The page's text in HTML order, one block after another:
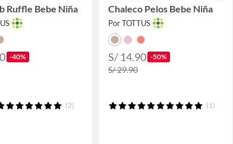
Ruffle Bebe Niña
-40%
(2)
Chaleco Pelos Bebe Niña
Por TOTTUS
S/ 14.90 -50%
S/ 29.90
(1)